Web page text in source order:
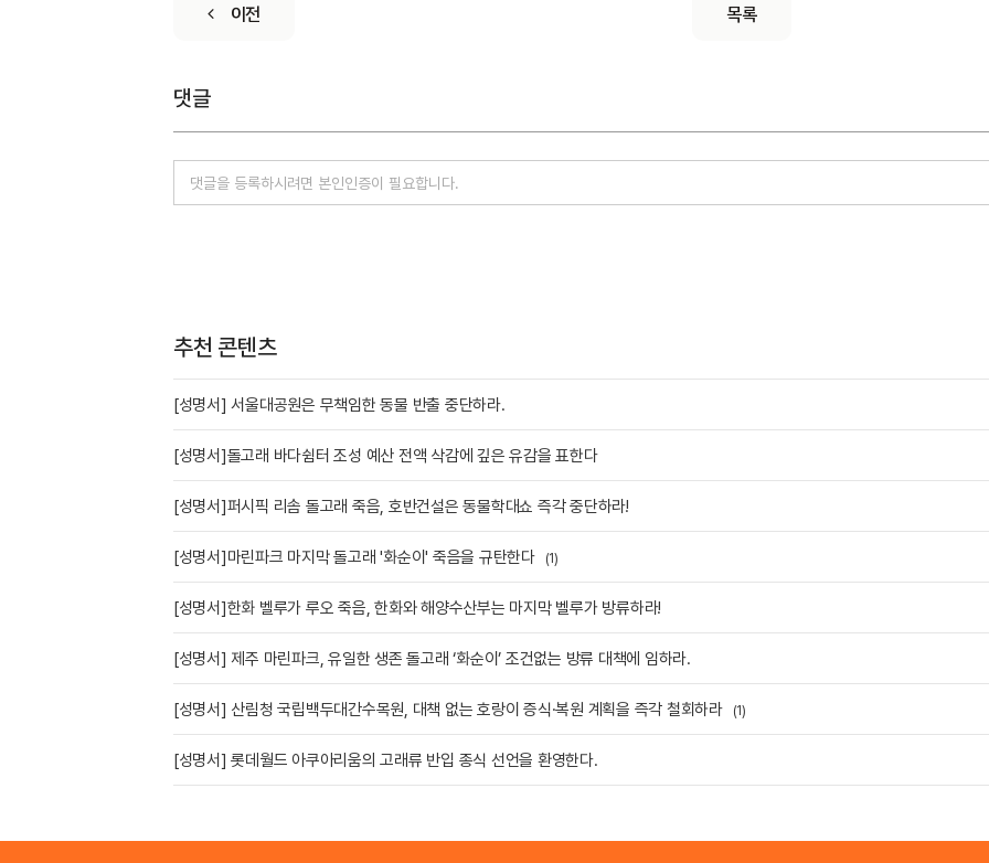
이전 목록
댓글
추천 콘텐츠
[성명서] 서울대공원은 무책임한 동물 반출 중단하라.
[성명서]돌고래 바다쉼터 조성 예산 전액 삭감에 깊은 유감을 표한다
[성명서]퍼시픽 리솜 돌고래 죽음, 호반건설은 동물학대쇼 즉각 중단하라!
[성명서]마린파크 마지막 돌고래 '화순이' 죽음을 규탄한다 (1)
[성명서]한화 벨루가 루오 죽음, 한화와 해양수산부는 마지막 벨루가 방류하라!
[성명서] 제주 마린파크, 유일한 생존 돌고래 ‘화순이’ 조건없는 방류 대책에 임하라.
[성명서] 산림청 국립백두대간수목원, 대책 없는 호랑이 증식·복원 계획을 즉각 철회하라 (1)
[성명서] 롯데월드 아쿠아리움의 고래류 반입 종식 선언을 환영한다.